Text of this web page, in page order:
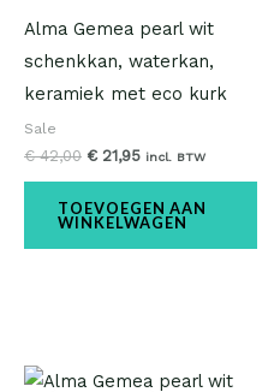
Alma Gemea pearl wit
schenkkan, waterkan,
keramiek met eco kurk
Sale
€42,00 €21,95 incl. BTW
TOEVOEGEN AAN
WINKELWAGEN
Oorspronkelijke
Huidige